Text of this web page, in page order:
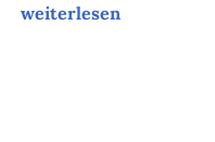
weiterlesen“Sabbatweg-